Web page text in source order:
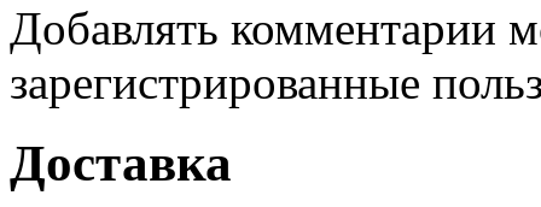
Добавлять комментарии
зарегистрированные
Доставка